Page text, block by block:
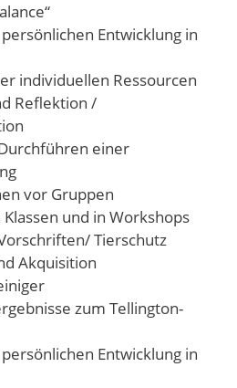
Entwicklung in
individuellen Ressourcen
Reflektion /
einer
vor Gruppen
und in Workshops
Tierschutz
Akquisition
zum Tellington-
Entwicklung in